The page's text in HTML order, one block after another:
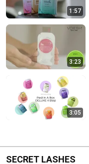
1:57
3:23
3:05
SECRET LASHES